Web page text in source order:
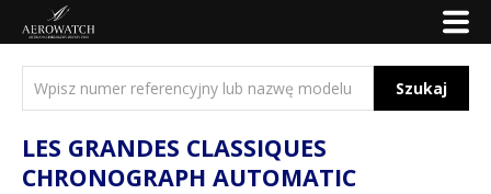
Szukaj
LES GRANDES CLASSIQUES
CHRONOGRAPH AUTOMATIC